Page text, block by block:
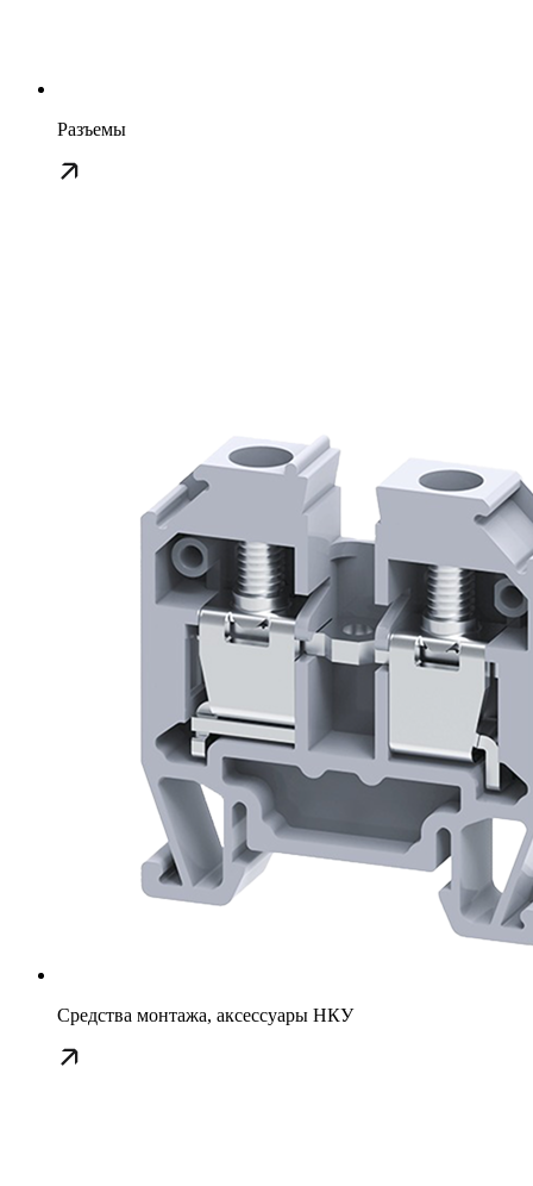
Разъемы
Средства монтажа, аксессуары НКУ